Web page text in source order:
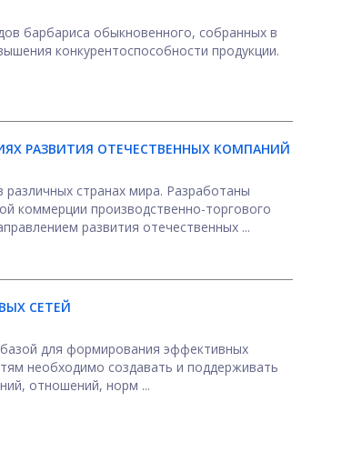
барбариса обыкновенного, собранных в
конкурентоспособности продукции.
РАЗВИТИЯ ОТЕЧЕСТВЕННЫХ КОМПАНИЙ
странах мира. Разработаны
коммерции производственно-торгового
развития отечественных ...
СЕТЕЙ
базой для формирования эффективных
необходимо создавать и поддерживать
отношений, норм ...